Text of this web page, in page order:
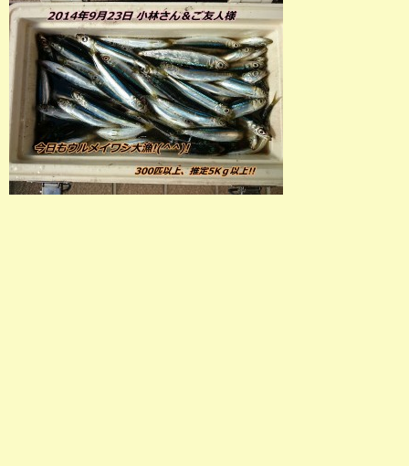
メジナ部門
シロギス部門
過去の釣果ランキング
ブログ・釣行記
スタッフブログ